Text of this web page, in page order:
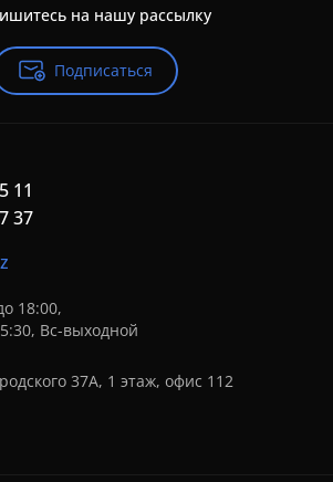
на нашу рассылку
Подписаться
11
37
18:00,
Вс-выходной
37A, 1 этаж, офис 112